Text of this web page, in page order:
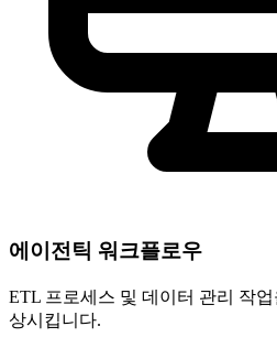
에이전틱 워크플로우
ETL 프로세스 및 데이터 관리 작
상시킵니다.